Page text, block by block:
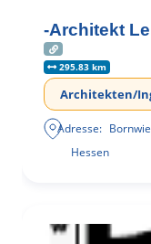
-Architekt
295.83 km
Architekten/
Adresse:
Hessen